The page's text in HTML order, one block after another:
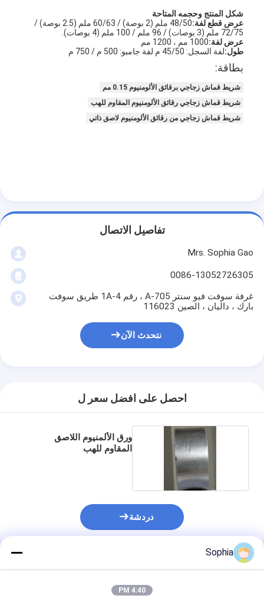
الصفحة الرئيسية
منتجات
جولة في المعمل
شريط عازل لاصق
شريط عزل قماش زجاجي
شريط عازل مقاوم للحرارة
شريط لاصق من القماش الزجاجي
شريط لاصق فيلم بوليميد
شريط لاصق رقائق الألومنيوم
شكل المنتج وحجمه المتاحة
عرض قطع لفة:
48/50 ملم (2 بوصة) / 60/63 ملم (2.5 بوصة) /
72/75 ملم (3 بوصات) / 96 ملم / 100 ملم (4 بوصات).
عرض لفة:1000 مم ، 1200 مم
طول:لفة السجل: 45/50 م لفة جامبو: 500 م / 750 م
بطاقة:
شريط قماش زجاجي برقائق الألومنيوم 0.15 مم
شريط قماش زجاجي رقائق الألومنيوم المقاوم للهب
شريط قماش زجاجي من رقائق الألومنيوم لاصق ذاتي
تفاصيل الاتصال
Mrs. Sophia Gao
0086-13052726305
غرفة سوفت فيو سنتر A-705 ، رقم 1A-4 طريق سوفت
بارك ، داليان ، الصين 116023
نتحدث الآن
احصل على افضل سعر ل
ورق الألمنيوم اللاصق
المقاوم للهب
دردشة
المنتجات الموصى بها
Sophia
4:40 PM